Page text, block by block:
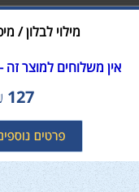
מילוי לבלון / מיכל
אין משלוחים למוצר
127